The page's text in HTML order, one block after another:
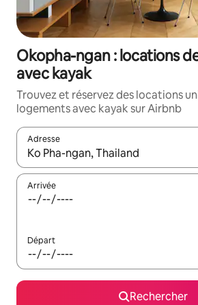
Okopha-ngan : locations
avec kayak
Trouvez et réservez des locations
logements avec kayak sur Airbnb
Adresse
Lorsque les résultats s'affichent,
Arrivée
Départ
Rechercher